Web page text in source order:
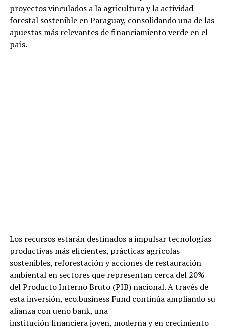
proyectos vinculados a la agricultura y la actividad
forestal sostenible en Paraguay, consolidando una de las
apuestas más relevantes de financiamiento verde en el
país.
Los recursos estarán destinados a impulsar tecnologías
productivas más eficientes, prácticas agrícolas
sostenibles, reforestación y acciones de restauración
ambiental en sectores que representan cerca del 20%
del Producto Interno Bruto (PIB) nacional. A través de
esta inversión, eco.business Fund continúa ampliando su
alianza con ueno bank, una
institución financiera joven, moderna y en crecimiento